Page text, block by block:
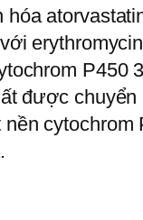
hóa
P450
được